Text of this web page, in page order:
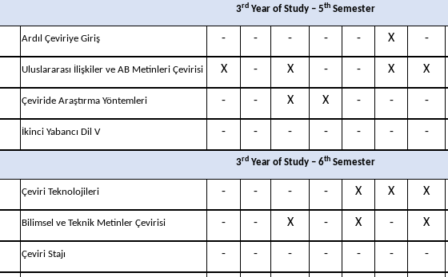
3rdYear of Study – 5thSemester
Ardıl Çeviriye Giriş - - - - - X -
Uluslararası İlişkiler ve AB Metinleri Çevirisi X - X - - X X
Çeviride Araştırma Yöntemleri - - X X - - -
İkinci Yabancı Dil V - - - - - - -
3rdYear of Study – 6thSemester
Çeviri Teknolojileri - - - - X X X
Bilimsel ve Teknik Metinler Çevirisi - - X - X - X
Çeviri Stajı - - - - - - -